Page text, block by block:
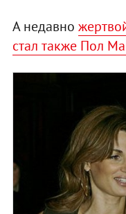
А недавно
стал также Пол